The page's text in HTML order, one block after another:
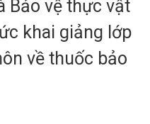
Bảo vệ thực vật
khai giảng lớp
về thuốc bảo